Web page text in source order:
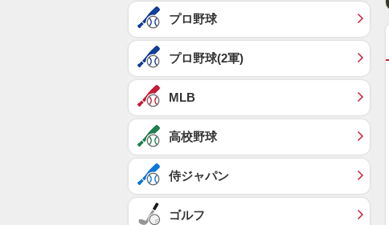
プロ野球
プロ野球(2軍)
MLB
高校野球
侍ジャパン
ゴルフ